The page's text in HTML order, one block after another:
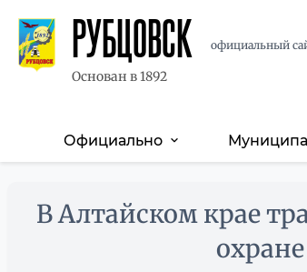
РУБЦОВСК
Основан в 1892
официальный
Основная
Официально expand_more
В Алтайском крае